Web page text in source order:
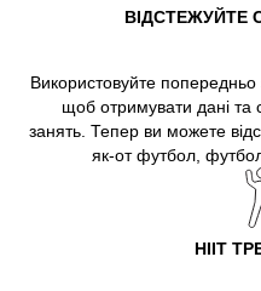
ВІДСТЕЖУЙТЕ
Використовуйте попередньо
щоб отримувати дані та
занять. Тепер ви можете
як-от футбол,
HIIT